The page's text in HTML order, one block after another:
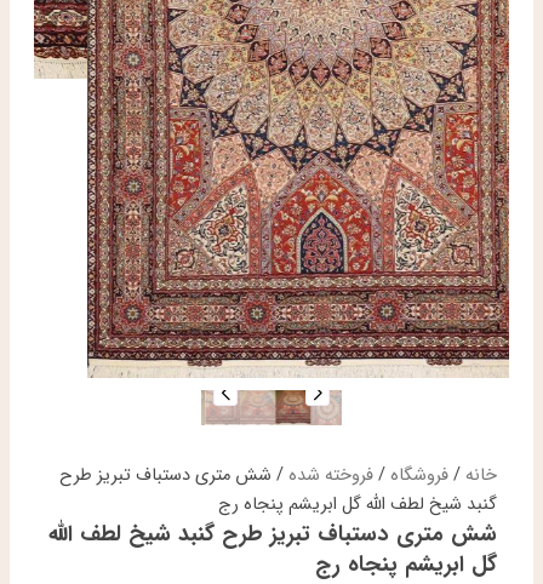
خانه /فروشگاه/فروخته شده/ شش متری دستباف تبریز طرح
گنبد شیخ لطف الله گل ابریشم پنجاه رج
شش متری دستباف تبریز طرح گنبد شیخ لطف الله
گل ابریشم پنجاه رج